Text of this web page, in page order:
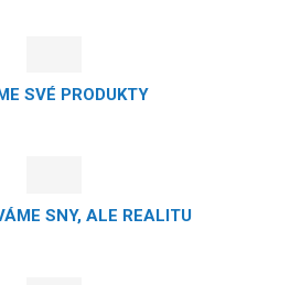
SVÉ PRODUKTY
SNY, ALE REALITU